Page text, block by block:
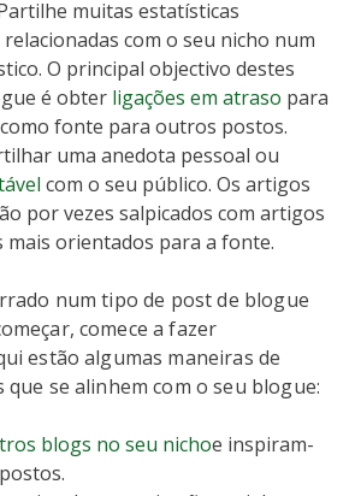
muitas estatísticas
com o seu nicho num
O principal objectivo destes
é obter ligações em atraso para
fonte para outros postos.
uma anedota pessoal ou
com o seu público. Os artigos
por vezes salpicados com artigos
orientados para a fonte.
num tipo de post de blogue
comece a fazer
estão algumas maneiras de
se alinhem com o seu blogue:
blogs no seu nichoe inspiram-